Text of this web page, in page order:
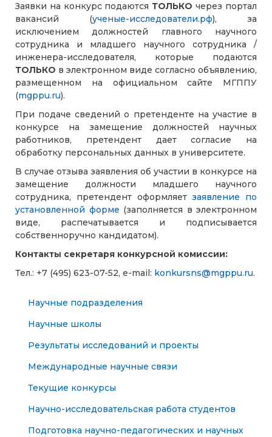
Заявки на конкурс подаются ТОЛЬКО через портал
вакансий (ученые-исследователи.рф), за
исключением должностей главного научного
сотрудника и младшего научного сотрудника /
инженера-исследователя, которые подаются
ТОЛЬКО в электронном виде согласно объявлению,
размещенном на официальном сайте МГППУ
(mgppu.ru).
При подаче сведений о претенденте на участие в
конкурсе на замещение должностей научных
работников, претендент дает согласие на
обработку персональных данных в университете.
В случае отзыва заявления об участии в конкурсе на
замещение должности младшего научного
сотрудника, претендент оформляетзаявление по
установленной форме (заполняется в электронном
виде, распечатывается и подписывается
собственноручно кандидатом).
Контакты секретаря конкурсной комиссии:
Тел.: +7 (495) 623-07-52, e-mail: konkursns@mgppu.ru.
Научные подразделения
Научные школы
Результаты исследований и проекты
Международные научные связи
Текущие конкурсы
Научно-исследовательская работа студентов
Подготовка научно-педагогических и научных